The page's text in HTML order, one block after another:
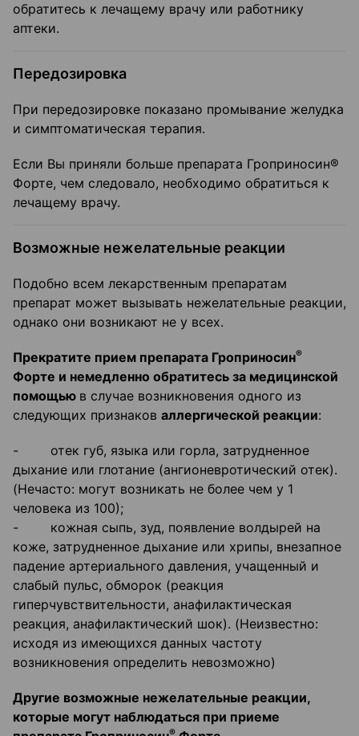
обратитесь к лечащему врачу или работнику
аптеки.
Передозировка
При передозировке показано промывание желудка
и симптоматическая терапия.
Если Вы приняли больше препарата Гроприносин®
Форте, чем следовало, необходимо обратиться к
лечащему врачу.
Возможные нежелательные реакции
Подобно всем лекарственным препаратам
препарат может вызывать нежелательные реакции,
однако они возникают не у всех.
Прекратите прием препарата Гроприносин®
Форте и немедленно обратитесь за медицинской
помощью в случае возникновения одного из
следующих признаков аллергической реакции:
- отек губ, языка или горла, затрудненное
дыхание или глотание (ангионевротический отек).
(Нечасто: могут возникать не более чем у 1
человека из 100);
- кожная сыпь, зуд, появление волдырей на
коже, затрудненное дыхание или хрипы, внезапное
падение артериального давления, учащенный и
слабый пульс, обморок (реакция
гиперчувствительности, анафилактическая
реакция, анафилактический шок). (Неизвестно:
исходя из имеющихся данных частоту
возникновения определить невозможно)
Другие возможные нежелательные реакции,
которые могут наблюдаться при приеме
®